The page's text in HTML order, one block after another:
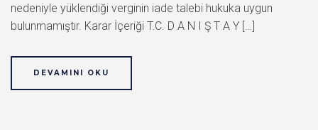
nedeniyle yüklendiği verginin iade talebi hukuka uygun
bulunmamıştır. Karar İçeriği T.C. D A N I Ş T A Y […]
DEVAMINI OKU